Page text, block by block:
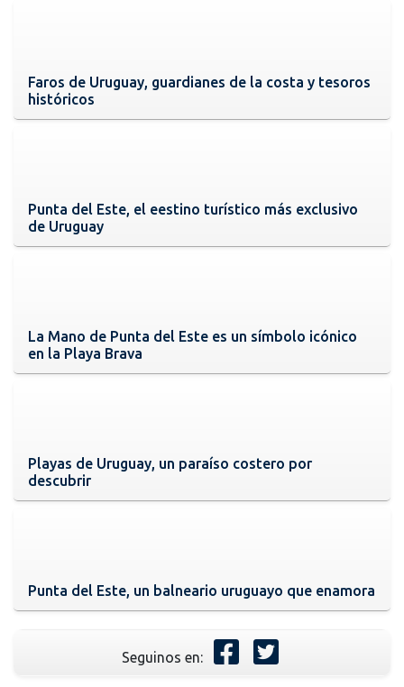
Faros de Uruguay, guardianes de la costa y tesoros
históricos
Punta del Este, el eestino turístico más exclusivo
de Uruguay
La Mano de Punta del Este es un símbolo icónico
en la Playa Brava
Playas de Uruguay, un paraíso costero por
descubrir
Punta del Este, un balneario uruguayo que enamora
Seguinos en: